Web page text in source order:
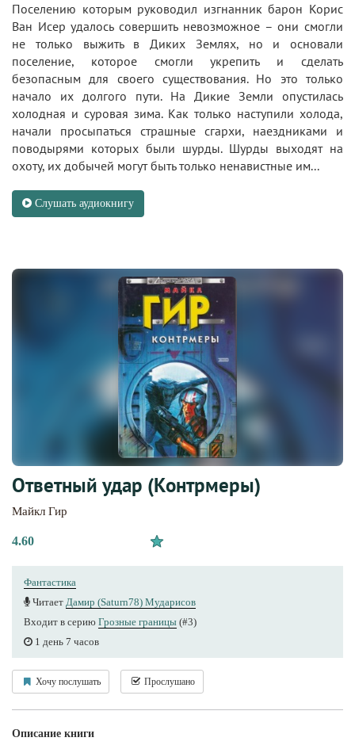
Поселению которым руководил изгнанник барон Корис
Ван Исер удалось совершить невозможное – они смогли
не только выжить в Диких Землях, но и основали
поселение, которое смогли укрепить и сделать
безопасным для своего существования. Но это только
начало их долгого пути. На Дикие Земли опустилась
холодная и суровая зима. Как только наступили холода,
начали просыпаться страшные сгархи, наездниками и
поводырями которых были шурды. Шурды выходят на
охоту, их добычей могут быть только ненавистные им...
Слушать аудиокнигу
Ответный удар (Контрмеры)
Майкл Гир
4.60
Фантастика
Читает Дамир (Saturn78) Мударисов
Входит в серию Грозные границы (#3)
1 день 7 часов
Хочу послушать Прослушано
Описание книги